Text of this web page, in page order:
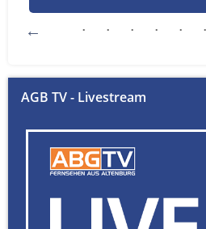
AGB TV - Livestream